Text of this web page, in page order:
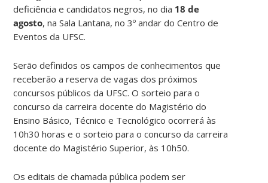
deficiência e candidatos negros, no dia 18 de
agosto, na Sala Lantana, no 3º andar do Centro de
Eventos da UFSC.
Serão definidos os campos de conhecimentos que
receberão a reserva de vagas dos próximos
concursos públicos da UFSC. O sorteio para o
concurso da carreira docente do Magistério do
Ensino Básico, Técnico e Tecnológico ocorrerá às
10h30 horas e o sorteio para o concurso da carreira
docente do Magistério Superior, às 10h50.
Os editais de chamada pública podem ser